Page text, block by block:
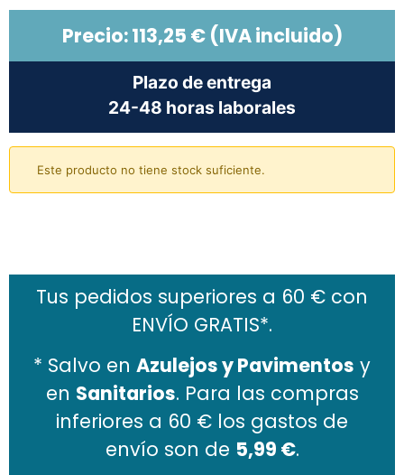
Precio:113,25 €(IVA incluido)
Plazo de entrega
24-48 horas laborales
Este producto no tiene stock suficiente.
Tus pedidos superiores a 60 € con
ENVÍO GRATIS*.
* Salvo en Azulejos y Pavimentos y
en Sanitarios. Para las compras
inferiores a 60 € los gastos de
envío son de 5,99 €.